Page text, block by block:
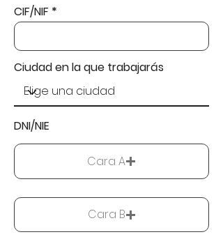
CIF/NIF
Ciudad en la que trabajarás
DNI/NIE
Cara A
Cara B